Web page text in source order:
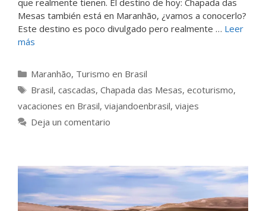
que realmente tienen. El destino de hoy: Chapada das
Mesas también está en Maranhão, ¿vamos a conocerlo?
Este destino es poco divulgado pero realmente … Leer
más
Categorías
Maranhão, Turismo en Brasil
Etiquetas
Brasil, cascadas, Chapada das Mesas, ecoturismo,
vacaciones en Brasil, viajandoenbrasil, viajes
Deja un comentario